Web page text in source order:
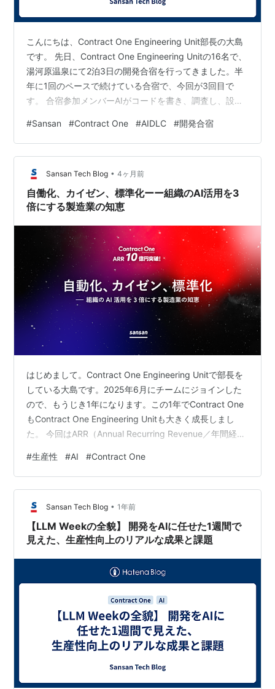
こんにちは、Contract One Engineering Unit部長の大島
です。 先日、Contract One Engineering Unitの16名で、
湯河原温泉にて2泊3日の開発合宿を行ってきました。半
年に1回のペースで続けている合宿で、今回が3回目で
す。 合宿参加メンバーAIがコードを書き、調査し、設計
全員で温泉宿に集まって開発合宿をするのでしょうか。
結論から言うと、開発合宿は、AI時代の今もっとも開発
スピードを上げる手段の一つだと考えているからです。
#Sansan #Contract One #AIDLC #開発合宿
Sansan Tech Blog • 4ヶ月前
自働化、カイゼン、標準化ーー組織のAI活用を3
倍にする製造業の知恵
はじめまして。Contract One Engineering Unitで部長を
している大島です。2025年6月にチームにジョインした
ので、もうじき1年になります。この1年でContract One
もContract One Engineering Unitも大きく成長しまし
た。 今回はARR（Annual Recurring Revenue／年間経常
支えるべく、開発組織として日々向き合っている、生産
性向上について書きたいと思います。 個人技の限界——
「速い人」がいるだけでは組織は変わらない TPS——製
造業が教えてくれた「仕組み…
#生産性 #AI #Contract One
Sansan Tech Blog • 1年前
【LLM Weekの全貌】 開発をAIに任せた1週間で
見えた、生産性向上のリアルな成果と課題